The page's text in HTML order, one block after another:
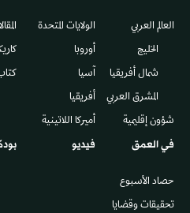
العالم العربي
الخليج
شمال أفريقيا
المشرق العربي
شؤون إقليمية
الولايات المتحدة
أوروبا
آسيا
أفريقيا
أميركا اللاتينية
في العمق
حصاد الأسبوع
تحقيقات وقضايا
فيديو